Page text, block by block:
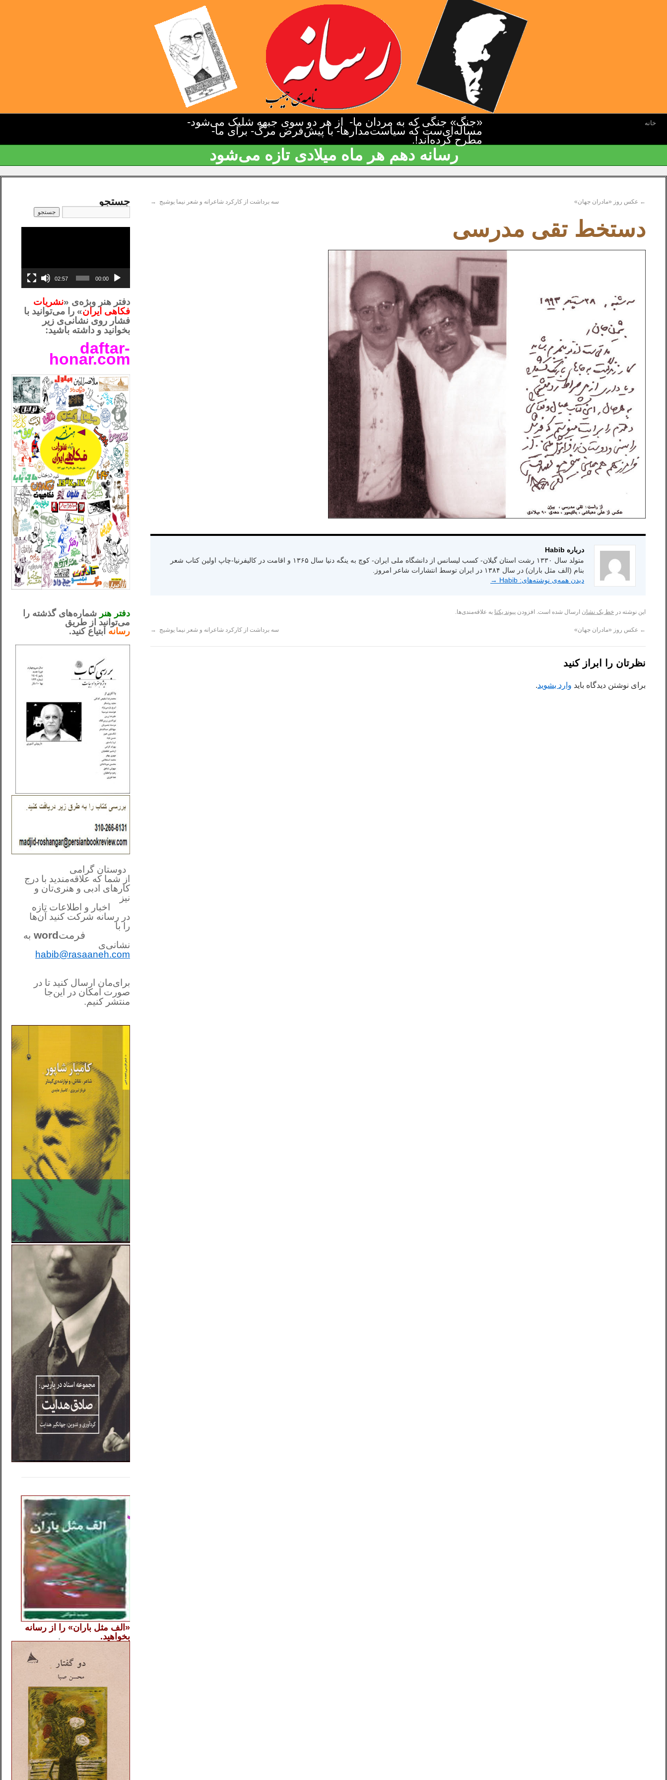
خانه «جنگ» جنگی که به مردان ما- از هر دو سوی جبهه شلیک می‌شود-
مسأله‌ای‌ست که سیاست‌مدارها- با پیش‌فرض مرگ- برای ما-
مطرح کرده‌اند!.
رسانه دهم هر ماه میلادی تازه می‌شود
← عکس روز «مادران جهان» سه برداشت از کارکرد شاعرانه و شعر نیما یوشیج →
دستخط تقی مدرسی
درباره Habib
متولد سال ۱۳۳۰ رشت استان گیلان- کسب لیسانس از دانشگاه ملی ایران- کوچ به ینگه دنیا سال ۱۳۶۵ و اقامت در کالیفرنیا-چاپ اولین کتاب شعر
بنام (الف مثل باران) در سال ۱۳۸۴ در ایران توسط انتشارات شاعر امروز.
دیدن همه‌ی نوشته‌های: Habib
→
این نوشته در خط یک نشان ارسال شده است. افزودن پیوند یکتا به علاقه‌مندی‌ها.
← عکس روز «مادران جهان» سه برداشت از کارکرد شاعرانه و شعر نیما یوشیج →
نظرتان را ابراز کنید
برای نوشتن دیدگاه باید وارد بشوید.
جستجو
00:00
02:57
دفتر هنر وبژه‌ی «نشریات
فکاهی ایران» را می‌توانید با
فشار روی نشانی‌ی زیر
بخوانید و داشته باشید:
daftar-
honar.com
دفتر هنر شماره‌های گذشته را
می‌توانید از طریق
رسانه ابتیاع کنید.
دوستان گرامی
از شما که علاقه‌مندید با درج
کارهای‌ ادبی و هنری‌تان و
نیز
اخبار و اطلاعات تازه
در رسانه شرکت کنید آن‌ها
را با
فرمتword به
نشانی‌ی
habib@rasaaneh.com
برای‌مان ارسال کنید تا در
صورت امکان در این‌جا
منتشر کنیم.
«الف مثل باران» را از رسانه
بخواهید.
.